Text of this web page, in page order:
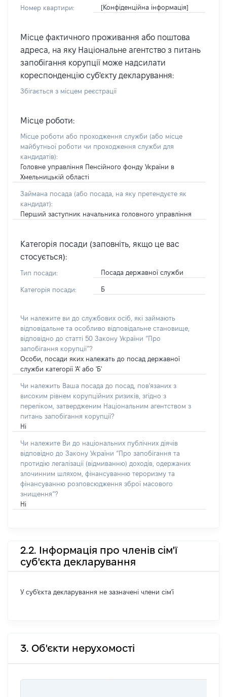
Номер квартири: [Конфіденційна інформація]
Місце фактичного проживання або поштова
адреса, на яку Національне агентство з питань
запобігання корупції може надсилати
кореспонденцію суб'єкту декларування:
Збігається з місцем реєстрації
Місце роботи:
Місце роботи або проходження служби (або місце
майбутньої роботи чи проходження служби для
кандидатів):
Головне управління Пенсійного фонду України в
Хмельницькій області
Займана посада (або посада, на яку претендуєте як
кандидат):
Перший заступник начальника головного управління
Категорія посади (заповніть, якщо це вас
стосується):
Тип посади: Посада державної служби
Категорія посади: Б
Чи належите ви до службових осіб, які займають
відповідальне та особливо відповідальне становище,
відповідно до статті 50 Закону України “Про
запобігання корупції”?
Особи, посади яких належать до посад державної
служби категорії 'А' або 'Б'
Чи належить Ваша посада до посад, пов'язаних з
високим рівнем корупційних ризиків, згідно з
переліком, затвердженим Національним агентством з
питань запобігання корупції?
Ні
Чи належите Ви до національних публічних діячів
відповідно до Закону України “Про запобігання та
протидію легалізації (відмиванню) доходів, одержаних
злочинним шляхом, фінансуванню тероризму та
фінансуванню розповсюдження зброї масового
знищення”?
Ні
2.2. Інформація про членів сім'ї
суб'єкта декларування
У суб'єкта декларування не зазначені члени сім'ї
3. Об'єкти нерухомості